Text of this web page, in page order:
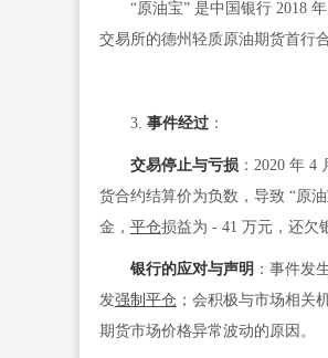
“原油宝” 是中国银行 2018 年
交易所的德州轻质原油期货首行合
3. 事件经过：
交易停止与亏损：2020 年 4
货合约结算价为负数，导致 “原
金， 平仓损益为 - 41 万元，还欠
银行的应对与声明 ：事件发
发强制平仓 ；会积极与市场相关
期货市场价格异常波动的原因。